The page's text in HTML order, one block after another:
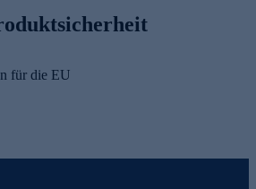
für die EU